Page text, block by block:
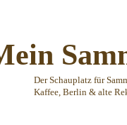
Der Schauplatz für
Kaffee, Berlin & alte